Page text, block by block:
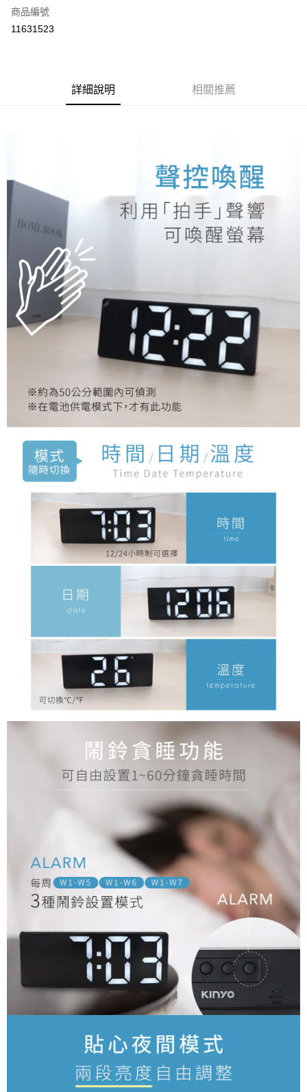
每筆NT$60，滿NT$599(含以上)免運費
付款後全家取貨
每筆NT$60，滿NT$599(含以上)免運費
每筆NT$120，滿NT$1,999(含以上)免運費
商品編號
11631523
詳細說明 相關推薦